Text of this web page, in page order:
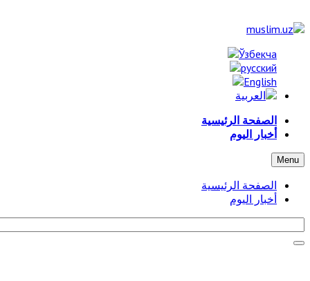
الصفحة الرئيسية
أخبار اليوم
Menu
الصفحة الرئيسية
أخبار اليوم